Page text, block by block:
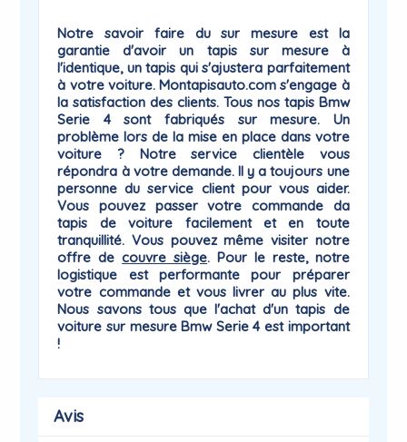
Notre savoir faire du sur mesure est la
garantie d'avoir un tapis sur mesure à
l'identique, un tapis quis'ajustera parfaitement
à votre voiture. Montapisauto.com s'engage à
la satisfaction des clients. Tous nos tapis Bmw
Serie 4 sont fabriqués sur mesure. Un
problème lors de la mise en place dans votre
voiture ? Notre service clientèle vous
répondra à votre demande. Il y a toujours une
personne duservice clientpour vous aider.
Vous pouvez passer votre commande da
tapis de voiture facilement et en toute
tranquillité. Vous pouvez même visiter notre
offre decouvre siège. Pour le reste, notre
logistique est performante pour préparer
votre commande et vous livrer au plus vite.
Nous savons tous que l'achat d'un tapis de
voiture sur mesure Bmw Serie 4est important
!
Avis